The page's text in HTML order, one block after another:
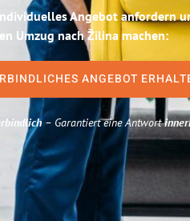
Angebot anfordern
Umzug nach Žilina machen:
ANGEBOT
– Garantiert eine Antwort